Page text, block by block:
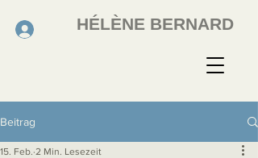
HÉLÈNE BERNARD
Beitrag
15. Feb. 2 Min. Lesezeit